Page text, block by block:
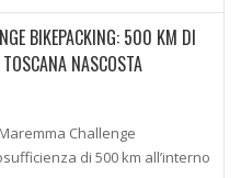
BIKEPACKING: 500 KM DI
NASCOSTA
Challenge
di 500 km all’interno